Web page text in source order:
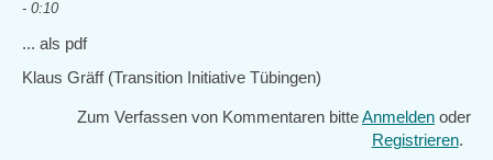
- 0:10
... als pdf
Klaus Gräff (Transition Initiative Tübingen)
Zum Verfassen von Kommentaren bitteAnmelden oder
Registrieren.